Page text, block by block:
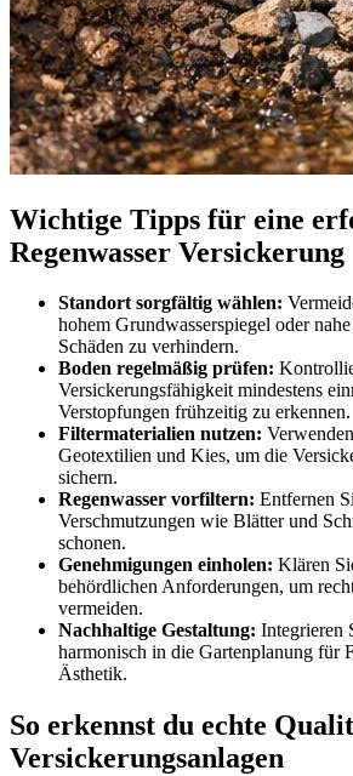
Wichtige Tipps für eine
Regenwasser Versickerung
Standort sorgfältig wählen:
hohem Grundwasserspiegel oder
Schäden zu verhindern.
Boden regelmäßig prüfen:
Versickerungsfähigkeit mindestens
Verstopfungen frühzeitig zu erkennen.
Filtermaterialien nutzen:
Geotextilien und Kies, um die
sichern.
Regenwasser vorfiltern: Entfernen
Verschmutzungen wie Blätter und
schonen.
Genehmigungen einholen: Klären
behördlichen Anforderungen, um
vermeiden.
Nachhaltige Gestaltung: Integrieren
harmonisch in die Gartenplanung für
Ästhetik.
So erkennst du echte
Versickerungsanlagen